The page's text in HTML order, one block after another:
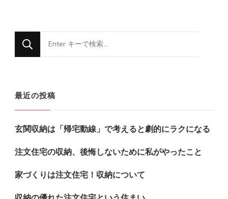
に
探
で
す
?
最近の投稿
玄関収納は「帰宅動線」で考えると劇的にラクになる
注文住宅の収納、後悔しないために私がやったこと
家づくりは注文住宅！収納について